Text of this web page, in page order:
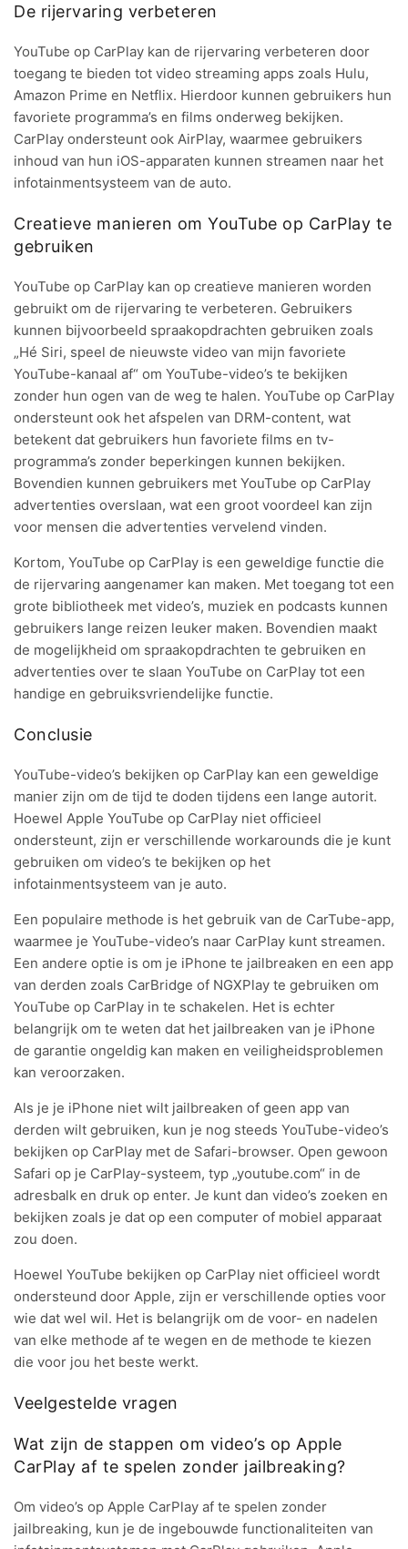
De rijervaring verbeteren
YouTube op CarPlay kan de rijervaring verbeteren door
toegang te bieden tot video streaming apps zoals Hulu,
Amazon Prime en Netflix. Hierdoor kunnen gebruikers hun
favoriete programma’s en films onderweg bekijken.
CarPlay ondersteunt ook AirPlay, waarmee gebruikers
inhoud van hun iOS-apparaten kunnen streamen naar het
infotainmentsysteem van de auto.
Creatieve manieren om YouTube op CarPlay te
gebruiken
YouTube op CarPlay kan op creatieve manieren worden
gebruikt om de rijervaring te verbeteren. Gebruikers
kunnen bijvoorbeeld spraakopdrachten gebruiken zoals
„Hé Siri, speel de nieuwste video van mijn favoriete
YouTube-kanaal af“ om YouTube-video’s te bekijken
zonder hun ogen van de weg te halen. YouTube op CarPlay
ondersteunt ook het afspelen van DRM-content, wat
betekent dat gebruikers hun favoriete films en tv-
programma’s zonder beperkingen kunnen bekijken.
Bovendien kunnen gebruikers met YouTube op CarPlay
advertenties overslaan, wat een groot voordeel kan zijn
voor mensen die advertenties vervelend vinden.
Kortom, YouTube op CarPlay is een geweldige functie die
de rijervaring aangenamer kan maken. Met toegang tot een
grote bibliotheek met video’s, muziek en podcasts kunnen
gebruikers lange reizen leuker maken. Bovendien maakt
de mogelijkheid om spraakopdrachten te gebruiken en
advertenties over te slaan YouTube on CarPlay tot een
handige en gebruiksvriendelijke functie.
Conclusie
YouTube-video’s bekijken op CarPlay kan een geweldige
manier zijn om de tijd te doden tijdens een lange autorit.
Hoewel Apple YouTube op CarPlay niet officieel
ondersteunt, zijn er verschillende workarounds die je kunt
gebruiken om video’s te bekijken op het
infotainmentsysteem van je auto.
Een populaire methode is het gebruik van de CarTube-app,
waarmee je YouTube-video’s naar CarPlay kunt streamen.
Een andere optie is om je iPhone te jailbreaken en een app
van derden zoals CarBridge of NGXPlay te gebruiken om
YouTube op CarPlay in te schakelen. Het is echter
belangrijk om te weten dat het jailbreaken van je iPhone
de garantie ongeldig kan maken en veiligheidsproblemen
kan veroorzaken.
Als je je iPhone niet wilt jailbreaken of geen app van
derden wilt gebruiken, kun je nog steeds YouTube-video’s
bekijken op CarPlay met de Safari-browser. Open gewoon
Safari op je CarPlay-systeem, typ „youtube.com“ in de
adresbalk en druk op enter. Je kunt dan video’s zoeken en
bekijken zoals je dat op een computer of mobiel apparaat
zou doen.
Hoewel YouTube bekijken op CarPlay niet officieel wordt
ondersteund door Apple, zijn er verschillende opties voor
wie dat wel wil. Het is belangrijk om de voor- en nadelen
van elke methode af te wegen en de methode te kiezen
die voor jou het beste werkt.
Veelgestelde vragen
Wat zijn de stappen om video’s op Apple
CarPlay af te spelen zonder jailbreaking?
Om video’s op Apple CarPlay af te spelen zonder
jailbreaking, kun je de ingebouwde functionaliteiten van